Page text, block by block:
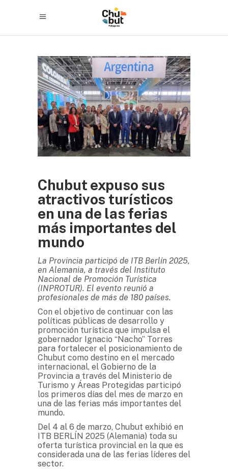
Chubut expuso sus
atractivos turísticos
en una de las ferias
más importantes del
mundo
La Provincia participó de ITB Berlín 2025,
en Alemania, a través del Instituto
Nacional de Promoción Turística
(INPROTUR). El evento reunió a
profesionales de más de 180 países.
Con el objetivo de continuar con las
políticas públicas de desarrollo y
promoción turística que impulsa el
gobernador Ignacio “Nacho” Torres
para fortalecer el posicionamiento de
Chubut como destino en el mercado
internacional, el Gobierno de la
Provincia a través del Ministerio de
Turismo y Áreas Protegidas participó
los primeros días del mes de marzo en
una de las ferias más importantes del
mundo.
Del 4 al 6 de marzo, Chubut exhibió en
ITB BERLÍN 2025 (Alemania) toda su
oferta turística provincial en la que es
considerada una de las ferias líderes del
sector.